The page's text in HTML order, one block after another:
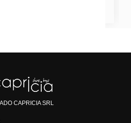
CAPRICIA SRL